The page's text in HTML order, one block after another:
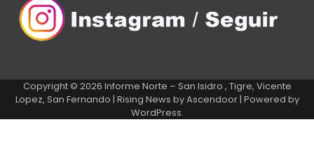
Copyright © 2026 Informe Norte – San Isidro , Tigre, Vicente
Lopez, San Fernando | Rising News byAscendoor| Powered by
WordPress.